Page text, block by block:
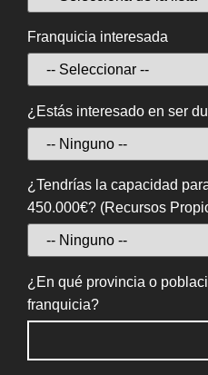
Franquicia interesada
¿Estás interesado en ser
¿Tendrías la capacidad
450.000€? (Recursos
¿En qué provincia o
franquicia?